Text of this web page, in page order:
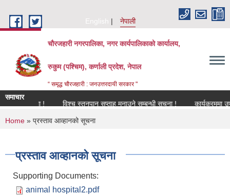
English
नेपाली
चौरजहारी नगरपालिका, नगर कार्यपालिकाको कार्यालय,
रुकुम (पश्चिम), कर्णाली प्रदेश, नेपाल
“ समृद्ध चौरजहारी : जनउत्तरदायी सरकार "
समाचार
विश्च स्तनपान सप्ताह मनाउने सम्बन्धी सूचना ! कार्यक्रममा
You are here
Home » प्रस्ताव आव्हानको सूचना
प्रस्ताव आव्हानको सूचना
Supporting Documents:
animal hospital2.pdf